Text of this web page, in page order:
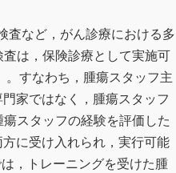
査など，がん診療における多
は，保険診療として実施可
すなわち，腫瘍スタッフ主
家ではなく，腫瘍スタッフ
スタッフの経験を評価した
に受け入れられ，実行可能
，トレーニングを受けた腫